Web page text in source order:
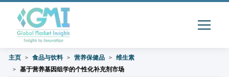
主页 食品与饮料 营养保健品
维生素
基于营养基因组学的个性化补充剂市场